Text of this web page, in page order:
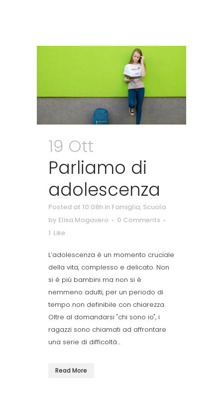
19 Ott
Parliamo di
adolescenza
Posted at 10:08h in Famiglia, Scuola
by Elisa Mogavero
0 Comments
1 Like
L’adolescenza è un momento cruciale
della vita, complesso e delicato. Non
si è più bambini ma non si è
nemmeno adulti, per un periodo di
tempo non definibile con chiarezza.
Oltre al domandarsi "chi sono io", i
ragazzi sono chiamati ad affrontare
una serie di difficoltà...
Read More